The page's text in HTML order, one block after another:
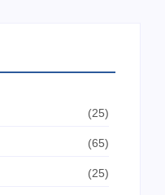
(25)
(65)
(25)